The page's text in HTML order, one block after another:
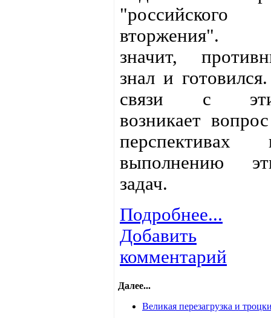
"российского
вторжения".
значит,
знал и
связи с
возникает
перспективах
выполнению
задач.
Подробнее...
Добавить
комментарий
Далее...
Великая перезагрузка и